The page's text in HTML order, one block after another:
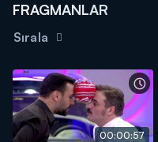
FRAGMANLAR
Sırala
00:00:57